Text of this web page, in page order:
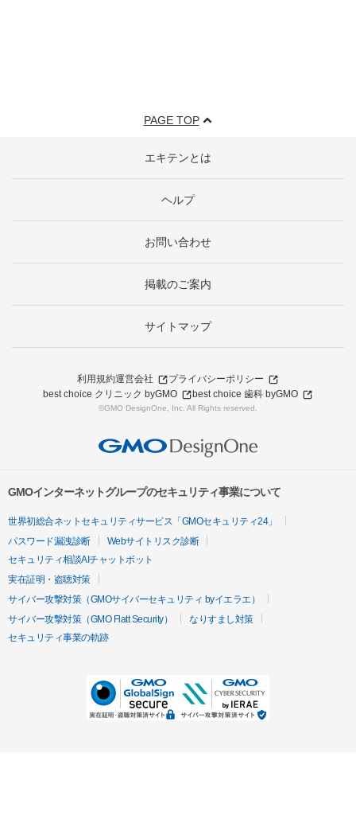
PAGE TOP
エキテンとは
ヘルプ
お問い合わせ
掲載のご案内
サイトマップ
利用規約運営会社
プライバシーポリシー
best choice クリニック byGMO
best choice 歯科 byGMO
©GMO DesignOne, Inc. All Rights reserved.
GMOインターネットグループのセキュリティ事業について
世界初総合ネットセキュリティサービス「GMOセキュリティ24」
パスワード漏洩診断
Webサイトリスク診断
セキュリティ相談AIチャットボット
実在証明・盗聴対策
サイバー攻撃対策（GMOサイバーセキュリティ byイエラエ）
サイバー攻撃対策（GMO Flatt Security）
なりすまし対策
セキュリティ事業の軌跡